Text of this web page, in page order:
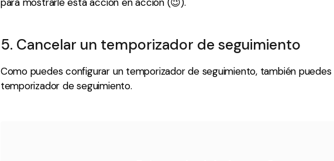
5. Cancelar un temporizador de seguimiento
Como puedes configurar un temporizador de seguimiento, también
temporizador de seguimiento.